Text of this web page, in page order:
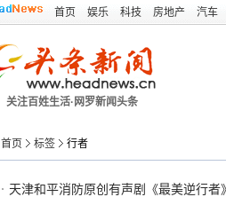
首页 娱乐 科技 房地产 汽车
关注百姓生活·网罗新闻头条
首页 标签 行者
天津和平消防原创有声剧《最美逆行者